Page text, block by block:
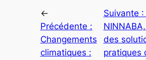
←
Précédente :
Changements
climatiques :
Suivante :
des
pratiques